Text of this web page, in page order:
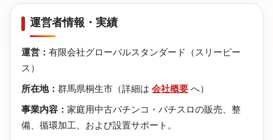
運営者情報・実績
運営： 有限会社グローバルスタンダード（スリーピー
ス）
所在地： 群馬県桐生市（詳細は 会社概要 へ）
事業内容： 家庭用中古パチンコ・パチスロの販売、整
備、循環加工、および設置サポート。